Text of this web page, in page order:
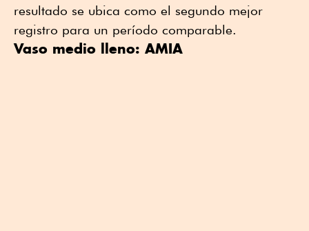
resultado se ubica como el segundo mejor
registro para un período comparable.
Vaso medio lleno: AMIA